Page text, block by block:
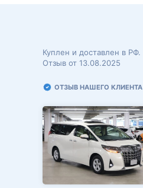
Куплен и доставлен в РФ.
Отзыв от 13.08.2025
ОТЗЫВ НАШЕГО КЛИЕНТА